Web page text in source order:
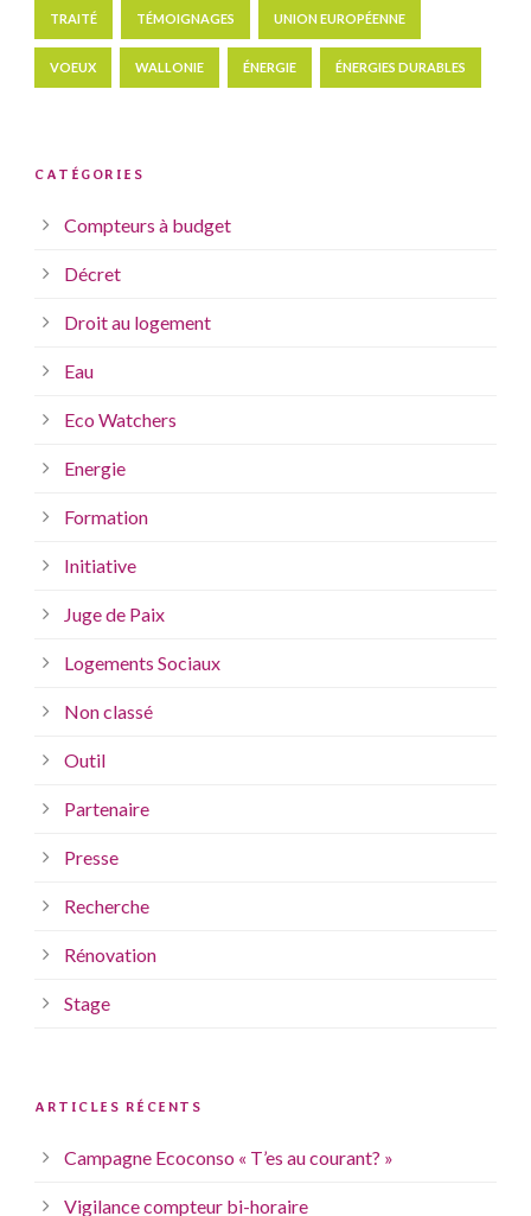
TRAITÉ TÉMOIGNAGES UNION EUROPÉENNE
VOEUX WALLONIE ÉNERGIE ÉNERGIES DURABLES
CATÉGORIES
Compteurs à budget
Décret
Droit au logement
Eau
Eco Watchers
Energie
Formation
Initiative
Juge de Paix
Logements Sociaux
Non classé
Outil
Partenaire
Presse
Recherche
Rénovation
Stage
ARTICLES RÉCENTS
Campagne Ecoconso « T’es au courant? »
Vigilance compteur bi-horaire